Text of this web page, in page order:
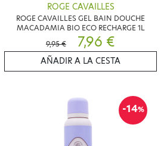
ROGE CAVAILLES
ROGE CAVAILLES GEL BAIN DOUCHE
MACADAMIA BIO ECO RECHARGE 1L
9,95 €
7,96 €
AÑADIR A LA CESTA
-14%